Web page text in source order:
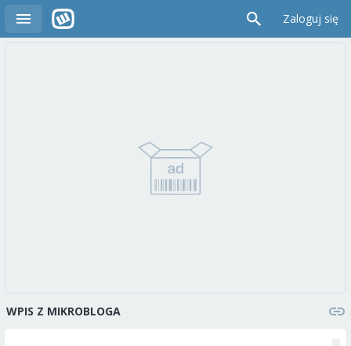
Zaloguj się
WPIS Z MIKROBLOGA